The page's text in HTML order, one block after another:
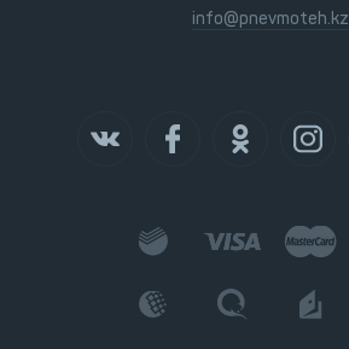
info@pnevmoteh.kz